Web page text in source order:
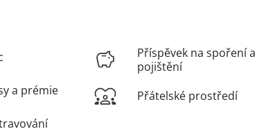
a prémie
Příspěvek na spoření a
pojištění
Přátelské prostředí